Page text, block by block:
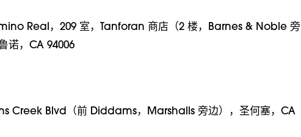
Real，209 室，Tanforan 商店（2 楼，Barnes & Noble 旁
诺，CA 94006
Creek Blvd（前 Diddams，Marshalls 旁边），圣何塞，CA